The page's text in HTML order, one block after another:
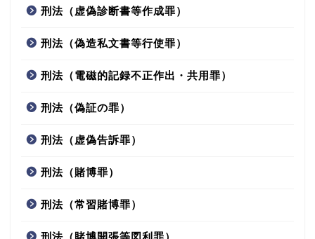
刑法（虚偽診断書等作成罪）
刑法（偽造私文書等行使罪）
刑法（電磁的記録不正作出・共用罪）
刑法（偽証の罪）
刑法（虚偽告訴罪）
刑法（賭博罪）
刑法（常習賭博罪）
刑法（賭博開張等図利罪）